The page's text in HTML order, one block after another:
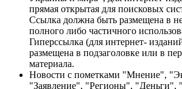
прямая открытая для поисковых
Ссылка должна быть размещена в
полного либо частичного
Гиперссылка (для интернет-
размещена в подзаголовке или в
материала.
Новости с пометками "Мнение",
"Заявление", "Регионы",